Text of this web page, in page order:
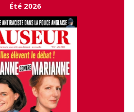
Été 2026